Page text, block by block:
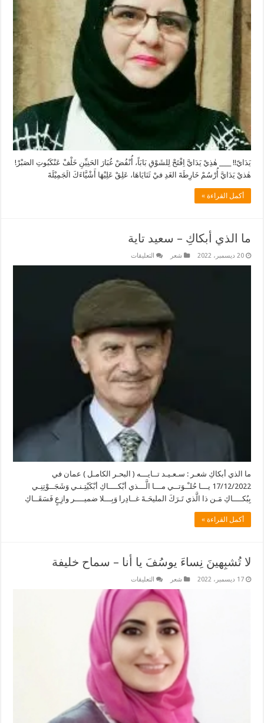
يَدَايّ!! ____ هٰذِيْ يَدَايَّ اِفْتَحْ لِلشَوْقِ بَابَاً، أُنْفُضْ غُبَارَ الحَنِيِّنِ خَلْفْ عَنْكَبُوتِ الصَبْرْ!
هٰذيْ يَدَايَّ أُرْسُمْ خَارِطَةَ الغَدِ فيْ ثَنَايَاهَا، عَلِقْ عَلِيْهَا أَشْيَّاءَكَ الَجَمِيْلَةَ
أكمل القراءة »
ما الذي أبكاكِ – سعيد تاية
20 ديسمبر، 2022 شعر التعليقات
أبكاكِ
–
ما الذي أبكاكِ شعـر : سـعـيـد تــايـــه ( البحـر الكامـل ) عمان في
17/12/2022 يـــا حُلـْـوَتــي مـــا الَّـــذي أبْكــــاكِ أبْكَيْتِـنـي وَشَجَــوْتِنِـي
بِبُكــــاكِ مَـن ذا الَّذي تَـرَكَ المليحَـةَ غــادِرا وَبِـــلا ضميــــر وازِعٍ فَسَقَــاكِ
أكمل القراءة »
لا تُشبِهينَ نِساءَ يوسُفَ يا أنا – سماح خليفة
17 ديسمبر، 2022 شعر التعليقات
تُشبِهينَ
يوسُفَ
يا
أنا
–
سماح
مغلقة